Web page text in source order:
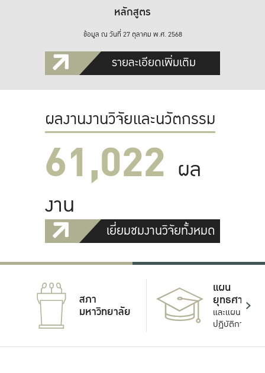
หลักสูตร
ข้อมูล ณ วันที่ 27 ตุลาคม พ.ศ. 2568
รายละเอียดเพิ่มเติม
ผลงานงานวิจัยและนวัตกรรม
61,022 ผล
งาน
เยี่ยมชมงานวิจัยทั้งหมด
สภา
มหาวิทยาลัย
แผน
ยุทธศาสตร์
และแผน
ปฏิบัติการ